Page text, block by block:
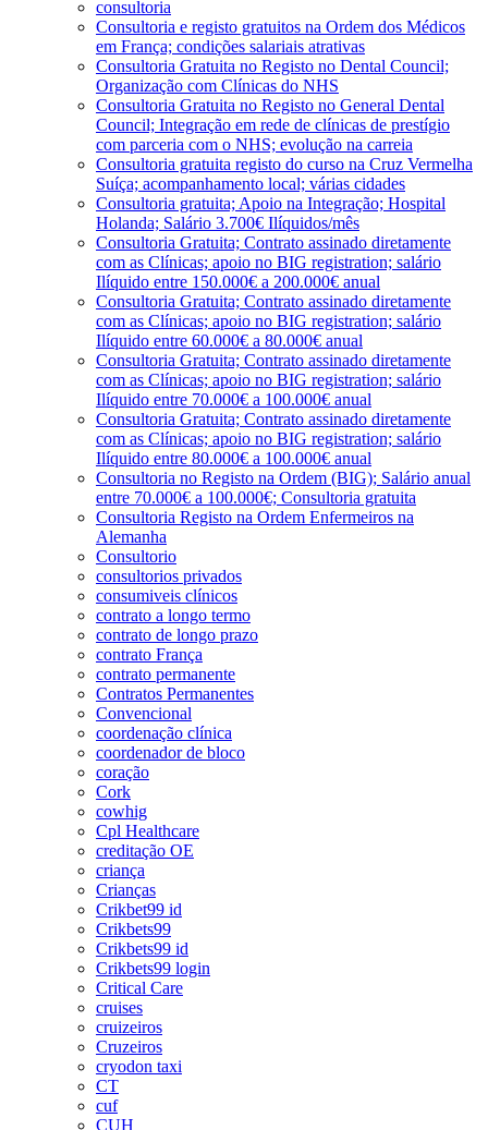
consultoria
Consultoria e registo gratuitos na Ordem dos Médicos
em França; condições salariais atrativas
Consultoria Gratuita no Registo no Dental Council;
Organização com Clínicas do NHS
Consultoria Gratuita no Registo no General Dental
Council; Integração em rede de clínicas de prestígio
com parceria com o NHS; evolução na carreia
Consultoria gratuita registo do curso na Cruz Vermelha
Suíça; acompanhamento local; várias cidades
Consultoria gratuita; Apoio na Integração; Hospital
Holanda; Salário 3.700€ Ilíquidos/mês
Consultoria Gratuita; Contrato assinado diretamente
com as Clínicas; apoio no BIG registration; salário
Ilíquido entre 150.000€ a 200.000€ anual
Consultoria Gratuita; Contrato assinado diretamente
com as Clínicas; apoio no BIG registration; salário
Ilíquido entre 60.000€ a 80.000€ anual
Consultoria Gratuita; Contrato assinado diretamente
com as Clínicas; apoio no BIG registration; salário
Ilíquido entre 70.000€ a 100.000€ anual
Consultoria Gratuita; Contrato assinado diretamente
com as Clínicas; apoio no BIG registration; salário
Ilíquido entre 80.000€ a 100.000€ anual
Consultoria no Registo na Ordem (BIG); Salário anual
entre 70.000€ a 100.000€; Consultoria gratuita
Consultoria Registo na Ordem Enfermeiros na
Alemanha
Consultorio
consultorios privados
consumiveis clínicos
contrato a longo termo
contrato de longo prazo
contrato França
contrato permanente
Contratos Permanentes
Convencional
coordenação clínica
coordenador de bloco
coração
Cork
cowhig
Cpl Healthcare
creditação OE
criança
Crianças
Crikbet99 id
Crikbets99
Crikbets99 id
Crikbets99 login
Critical Care
cruises
cruizeiros
Cruzeiros
cryodon taxi
CT
cuf
CUH